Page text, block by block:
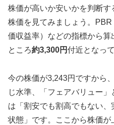
株価が高いか安いかを判断
株価を見てみましょう。
価収益率）などの指標から
ところ約3,300円付近となっ
今の株価が3,243円ですから
じ水準、「フェアバリュー
は「割安でも割高でもない
状態」です。ここから株価